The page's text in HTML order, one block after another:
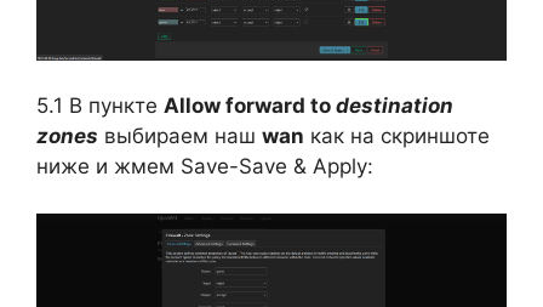
5.1 В пункте Allow forward to destination
zones выбираем наш wan как на скриншоте
ниже и жмем Save-Save & Apply: